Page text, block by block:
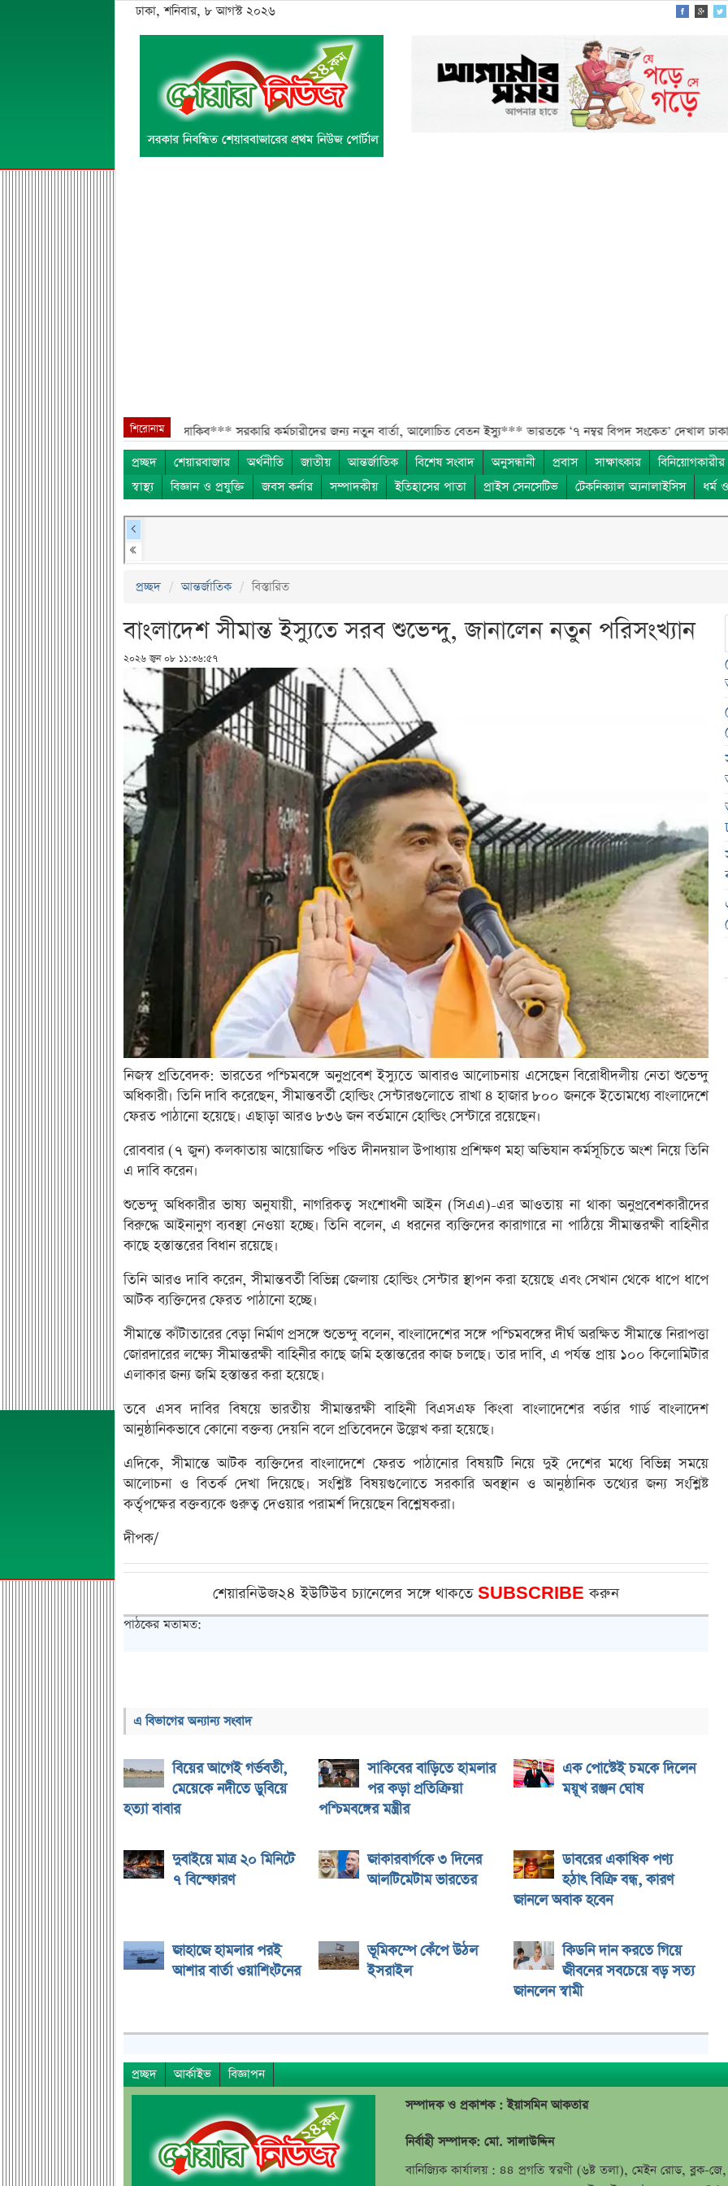
ঢাকা, শনিবার, ৮ আগস্ট ২০২৬
শিরোনাম
ফেরা নিয়ে খোলামেলা সাকিব*** সরকারি কর্মচারীদের জন্য নতুন বার্তা, আলোচিত বেতন ইস্যু*** ভারতকে ‘৭ নম্বর বিপদ সংকেত’ দেখাল ঢাকা***
প্রচ্ছদ
শেয়ারবাজার অর্থনীতি জাতীয় আন্তর্জাতিক বিশেষ সংবাদ অনুসন্ধানী প্রবাস সাক্ষাৎকার
স্বাস্থ্য
বিজ্ঞান ও প্রযুক্তি জবস কর্নার সম্পাদকীয় ইতিহাসের পাতা প্রাইস সেনসেটিভ টেকনিক্যাল অ্যনালাইসিস ধর্ম
প্রচ্ছদ আন্তর্জাতিক বিস্তারিত
বাংলাদেশ সীমান্ত ইস্যুতে সরব শুভেন্দু, জানালেন নতুন পরিসংখ্যান
২০২৬ জুন ০৮ ১১:৩৬:৫৭
নিজস্ব প্রতিবেদক: ভারতের পশ্চিমবঙ্গে অনুপ্রবেশ ইস্যুতে আবারও আলোচনায় এসেছেন বিরোধীদলীয় নেতা শুভেন্দু
অধিকারী। তিনি দাবি করেছেন, সীমান্তবর্তী হোল্ডিং সেন্টারগুলোতে রাখা ৪ হাজার ৮০০ জনকে ইতোমধ্যে বাংলাদেশে
ফেরত পাঠানো হয়েছে। এছাড়া আরও ৮৩৬ জন বর্তমানে হোল্ডিং সেন্টারে রয়েছেন।
রোববার (৭ জুন) কলকাতায় আয়োজিত পণ্ডিত দীনদয়াল উপাধ্যায় প্রশিক্ষণ মহা অভিযান কর্মসূচিতে অংশ নিয়ে তিনি
এ দাবি করেন।
শুভেন্দু অধিকারীর ভাষ্য অনুযায়ী, নাগরিকত্ব সংশোধনী আইন (সিএএ)-এর আওতায় না থাকা অনুপ্রবেশকারীদের
বিরুদ্ধে আইনানুগ ব্যবস্থা নেওয়া হচ্ছে। তিনি বলেন, এ ধরনের ব্যক্তিদের কারাগারে না পাঠিয়ে সীমান্তরক্ষী বাহিনীর
কাছে হস্তান্তরের বিধান রয়েছে।
তিনি আরও দাবি করেন, সীমান্তবর্তী বিভিন্ন জেলায় হোল্ডিং সেন্টার স্থাপন করা হয়েছে এবং সেখান থেকে ধাপে ধাপে
আটক ব্যক্তিদের ফেরত পাঠানো হচ্ছে।
সীমান্তে কাঁটাতারের বেড়া নির্মাণ প্রসঙ্গে শুভেন্দু বলেন, বাংলাদেশের সঙ্গে পশ্চিমবঙ্গের দীর্ঘ অরক্ষিত সীমান্তে নিরাপত্তা
জোরদারের লক্ষ্যে সীমান্তরক্ষী বাহিনীর কাছে জমি হস্তান্তরের কাজ চলছে। তার দাবি, এ পর্যন্ত প্রায় ১০০ কিলোমিটার
এলাকার জন্য জমি হস্তান্তর করা হয়েছে।
তবে এসব দাবির বিষয়ে ভারতীয় সীমান্তরক্ষী বাহিনী বিএসএফ কিংবা বাংলাদেশের বর্ডার গার্ড বাংলাদেশ
আনুষ্ঠানিকভাবে কোনো বক্তব্য দেয়নি বলে প্রতিবেদনে উল্লেখ করা হয়েছে।
এদিকে, সীমান্তে আটক ব্যক্তিদের বাংলাদেশে ফেরত পাঠানোর বিষয়টি নিয়ে দুই দেশের মধ্যে বিভিন্ন সময়ে
আলোচনা ও বিতর্ক দেখা দিয়েছে। সংশ্লিষ্ট বিষয়গুলোতে সরকারি অবস্থান ও আনুষ্ঠানিক তথ্যের জন্য সংশ্লিষ্ট
কর্তৃপক্ষের বক্তব্যকে গুরুত্ব দেওয়ার পরামর্শ দিয়েছেন বিশ্লেষকরা।
দীপক/
শেয়ারনিউজ২৪ ইউটিউব চ্যানেলের সঙ্গে থাকতে SUBSCRIBEকরুন
পাঠকের মতামত:
এ বিভাগের অন্যান্য সংবাদ
বিয়ের আগেই গর্ভবতী,
মেয়েকে নদীতে ডুবিয়ে
হত্যা বাবার
সাকিবের বাড়িতে হামলার
পর কড়া প্রতিক্রিয়া
পশ্চিমবঙ্গের মন্ত্রীর
এক পোস্টেই চমকে দিলেন
ময়ূখ রঞ্জন ঘোষ
দুবাইয়ে মাত্র ২০ মিনিটে
৭ বিস্ফোরণ
জাকারবার্গকে ৩ দিনের
আলটিমেটাম ভারতের
ডাবরের একাধিক পণ্য
হঠাৎ বিক্রি বন্ধ, কারণ
জানলে অবাক হবেন
জাহাজে হামলার পরই
আশার বার্তা ওয়াশিংটনের
ভূমিকম্পে কেঁপে উঠল
ইসরাইল
কিডনি দান করতে গিয়ে
জীবনের সবচেয়ে বড় সত্য
জানলেন স্বামী
প্রচ্ছদ আর্কাইভ
বিজ্ঞাপন
সম্পাদক ও প্রকাশক : ইয়াসমিন আকতার
নির্বাহী সম্পাদক: মো. সালাউদ্দিন
বানিজ্যিক কার্যালয় : ৪৪ প্রগতি স্বরণী (৬ষ্ট তলা), মেইন রোড, ব্লক-